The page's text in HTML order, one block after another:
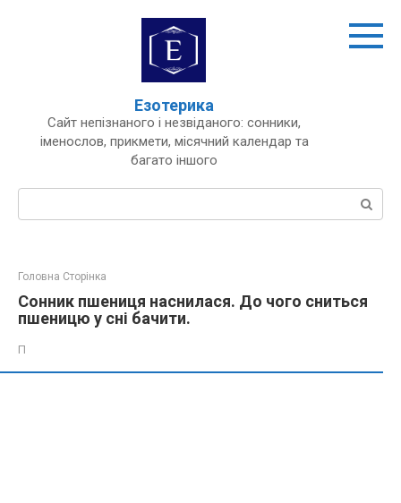
Езотерика
Сайт непізнаного і незвіданого: сонники,
іменослов, прикмети, місячний календар та
багато іншого
Пошук:
Головна Сторінка
Сонник пшениця наснилася. До чого сниться
пшеницю у сні бачити.
П